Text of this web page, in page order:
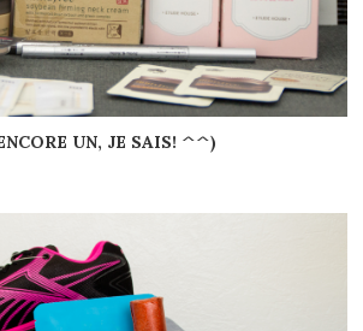
UN, JE SAIS! ^^)